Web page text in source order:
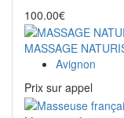
100.00€
MASSAGE
Avignon
Prix ​​sur appel